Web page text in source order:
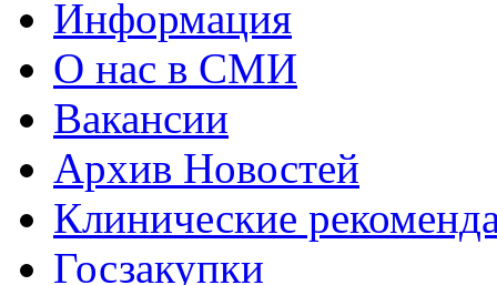
Информация
О нас в СМИ
Вакансии
Архив Новостей
Клинические
Госзакупки